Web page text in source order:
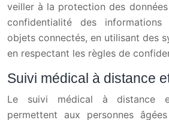
veiller à la protection des
confidentialité des
objets connectés, en utilisant des
en respectant les règles de
Suivi médical à distance
Le suivi médical à distance
permettent aux personnes